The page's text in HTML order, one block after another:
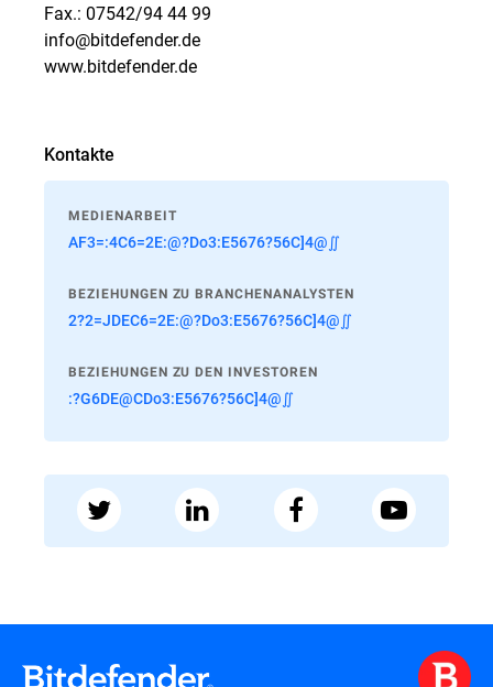
Fax.: 07542/94 44 99
info@bitdefender.de
www.bitdefender.de
Kontakte
MEDIENARBEIT
AF3=:4C6=2E:@?Do3:E5676?56C]4@∬
BEZIEHUNGEN ZU BRANCHENANALYSTEN
2?2=JDEC6=2E:@?Do3:E5676?56C]4@∬
BEZIEHUNGEN ZU DEN INVESTOREN
:?G6DE@CDo3:E5676?56C]4@∬